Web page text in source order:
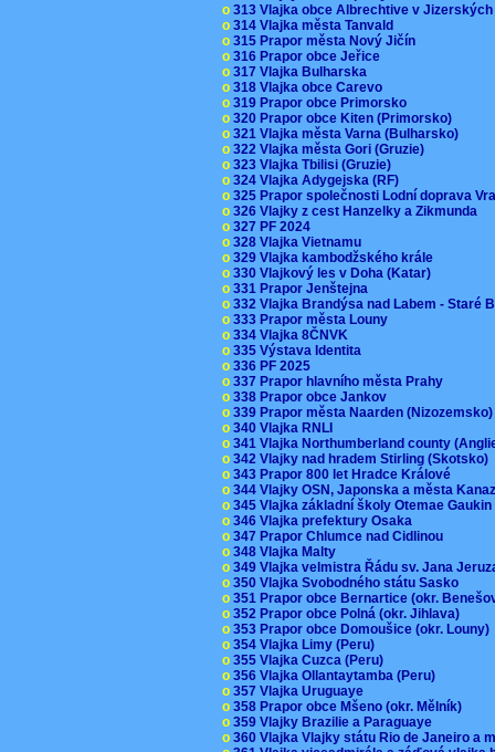
o 313 Vlajka obce Albrechtive v
o 314 Vlajka města Tanvald
o 315 Prapor města Nový Jičín
o 316 Prapor obce Jeřice
o 317 Vlajka Bulharska
o 318 Vlajka obce Carevo
o 319 Prapor obce Primorsko
o 320 Prapor obce Kiten (Primorsko)
o 321 Vlajka města Varna (Bulharsko)
o 322 Vlajka města Gori (Gruzie)
o 323 Vlajka Tbilisi (Gruzie)
o 324 Vlajka Adygejska (RF)
o 325 Prapor společnosti Lodní doprava
o 326 Vlajky z cest Hanzelky a Zikmunda
o 327 PF 2024
o 328 Vlajka Vietnamu
o 329 Vlajka kambodžského krále
o 330 Vlajkový les v Doha (Katar)
o 331 Prapor Jenštejna
o 332 Vlajka Brandýsa nad Labem - Staré
o 333 Prapor města Louny
o 334 Vlajka 8ČNVK
o 335 Výstava Identita
o 336 PF 2025
o 337 Prapor hlavního města Prahy
o 338 Prapor obce Jankov
o 339 Prapor města Naarden
o 340 Vlajka RNLI
o 341 Vlajka Northumberland county
o 342 Vlajky nad hradem Stirling (Skotsko)
o 343 Prapor 800 let Hradce Králové
o 344 Vlajky OSN, Japonska a města
o 345 Vlajka základní školy Otemae
o 346 Vlajka prefektury Osaka
o 347 Prapor Chlumce nad Cidlinou
o 348 Vlajka Malty
o 349 Vlajka velmistra Řádu sv. Jana
o 350 Vlajka Svobodného státu Sasko
o 351 Prapor obce Bernartice (okr.
o 352 Prapor obce Polná (okr. Jihlava)
o 353 Prapor obce Domoušice (okr. Louny)
o 354 Vlajka Limy (Peru)
o 355 Vlajka Cuzca (Peru)
o 356 Vlajka Ollantaytamba (Peru)
o 357 Vlajka Uruguaye
o 358 Prapor obce Mšeno (okr. Mělník)
o 359 Vlajky Brazilie a Paraguaye
o 360 Vlajka Vlajky státu Rio de Janeiro a